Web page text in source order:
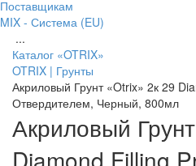
Поставщикам
MIX - Система (EU)
...
Каталог «OTRIX»
OTRIX | Грунты
Акриловый Грунт «Otrix» 2к 29
Отвердителем, Черный, 800мл
Акриловый
Diamond Filling